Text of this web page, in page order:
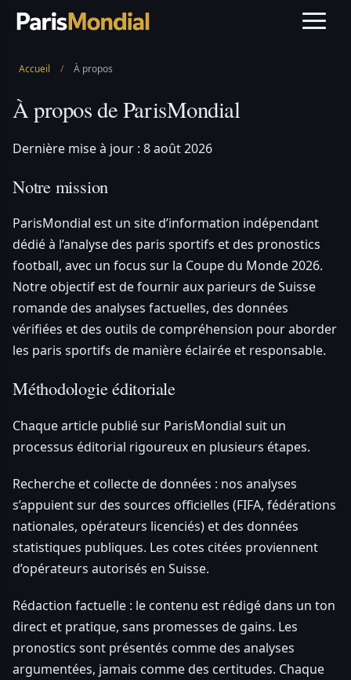
Accueil / À propos
À propos de ParisMondial
Dernière mise à jour : 8 août 2026
Notre mission
ParisMondial est un site d’information indépendant
dédié à l’analyse des paris sportifs et des pronostics
football, avec un focus sur la Coupe du Monde 2026.
Notre objectif est de fournir aux parieurs de Suisse
romande des analyses factuelles, des données
vérifiées et des outils de compréhension pour aborder
les paris sportifs de manière éclairée et responsable.
Méthodologie éditoriale
Chaque article publié sur ParisMondial suit un
processus éditorial rigoureux en plusieurs étapes.
Recherche et collecte de données : nos analyses
s’appuient sur des sources officielles (FIFA, fédérations
nationales, opérateurs licenciés) et des données
statistiques publiques. Les cotes citées proviennent
d’opérateurs autorisés en Suisse.
Rédaction factuelle : le contenu est rédigé dans un ton
direct et pratique, sans promesses de gains. Les
pronostics sont présentés comme des analyses
argumentées, jamais comme des certitudes. Chaque